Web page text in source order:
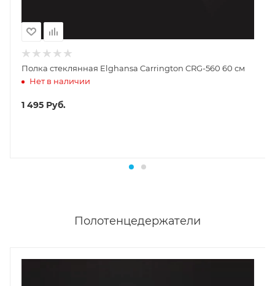
Полка стеклянная Elghansa Carrington CRG-560 60 см
Нет в наличии
1 495 Руб.
Полотенцедержатели